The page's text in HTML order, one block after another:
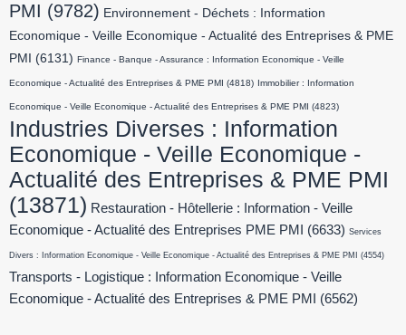
PMI (9782) Environnement - Déchets : Information
Economique - Veille Economique - Actualité des Entreprises & PME
PMI
(6131) Finance - Banque - Assurance : Information Economique - Veille
Economique - Actualité des Entreprises & PME PMI (4818) Immobilier : Information
Economique - Veille Economique - Actualité des Entreprises & PME PMI (4823)
Industries Diverses : Information
Economique - Veille Economique -
Actualité des Entreprises & PME PMI
(13871) Restauration - Hôtellerie : Information - Veille
Economique - Actualité des Entreprises PME PMI
(6633) Services
Divers : Information Economique - Veille Economique - Actualité des Entreprises & PME PMI (4554)
Transports - Logistique : Information Economique - Veille
Economique - Actualité des Entreprises & PME PMI
(6562)